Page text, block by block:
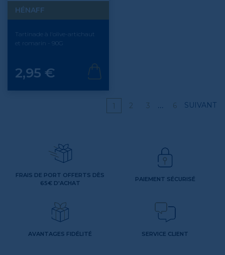
HÉNAFF
Tartinade à l'olive-artichaut
et romarin - 90G
Prix
2,95 €
1 2 3 … 6 SUIVANT
FRAIS DE PORT OFFERTS DÈS
65€ D'ACHAT
PAIEMENT SÉCURISÉ
AVANTAGES FIDÉLITÉ SERVICE CLIENT